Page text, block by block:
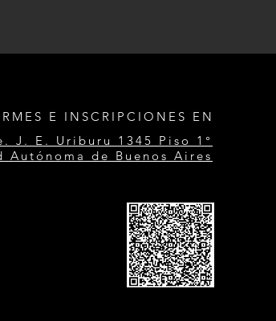
E INSCRIPCIONES EN
J. E. Uriburu 1345 Piso 1°
Autónoma de Buenos Aires